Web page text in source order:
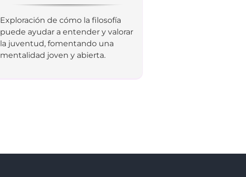
Exploración de cómo la filosofía
puede ayudar a entender y valorar
la juventud, fomentando una
mentalidad joven y abierta.